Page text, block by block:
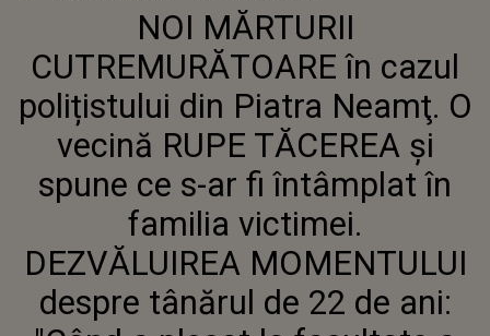
CUTREMURĂTOARE ÎN CAZUL
POLIȚISTULUI DIN PIATRA
NEAMŢ. O VECINĂ RUPE TĂCEREA
ŞI SPUNE CE S-AR FI ÎNTÂMPLAT
ÎN FAMILIA VICTIMEI.
DEZVĂLUIREA MOMENTULUI
DESPRE TÂNĂRUL DE 22 DE ANI:
"CÂND A PLECAT LA FACULTATE A
LUAT-O PE..."
NOI MĂRTURII
CUTREMURĂTOARE în cazul
polițistului din Piatra Neamţ. O
vecină RUPE TĂCEREA şi
spune ce s-ar fi întâmplat în
familia victimei.
DEZVĂLUIREA MOMENTULUI
despre tânărul de 22 de ani: